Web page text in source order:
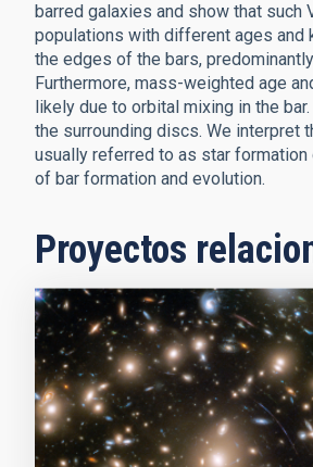
barred galaxies and show that such
populations with different ages and
the edges of the bars,
Furthermore, mass-weighted age
likely due to orbital mixing in the
the surrounding discs. We interpret
usually referred to as star
of bar formation and evolution.
Proyectos